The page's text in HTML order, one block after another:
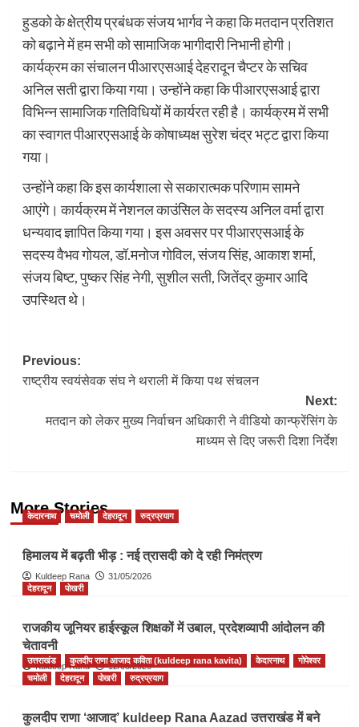
हुडको के क्षेत्रीय प्रबंधक संजय भार्गव ने कहा कि मतदान प्रतिशत
को बढ़ाने में हम सभी को सामाजिक भागीदारी निभानी होगी।
कार्यक्रम का संचालन पीआरएसआई देहरादून चैप्टर के सचिव
अनिल सती द्वारा किया गया। उन्होंने कहा कि पीआरएसआई द्वारा
विभिन्न सामाजिक गतिविधियों में कार्यरत रही है। कार्यक्रम में सभी
का स्वागत पीआरएसआई के कोषाध्यक्ष सुरेश चंद्र भट्ट द्वारा किया
गया।
उन्होंने कहा कि इस कार्यशाला से सकारात्मक परिणाम सामने
आएंगे। कार्यक्रम में नेशनल काउंसिल के सदस्य अनिल वर्मा द्वारा
धन्यवाद ज्ञापित किया गया। इस अवसर पर पीआरएसआई के
सदस्य वैभव गोयल, डॉ.मनोज गोविल, संजय सिंह, आकाश शर्मा,
संजय बिष्ट, पुष्कर सिंह नेगी, सुशील सती, जितेंद्र कुमार आदि
उपस्थित थे।
Post
navigation
Previous:
राष्ट्रीय स्वयंसेवक संघ ने थराली में किया पथ संचलन
Next:
मतदान को लेकर मुख्य निर्वाचन अधिकारी ने वीडियो कान्फ्रेंसिंग के
माध्यम से दिए जरूरी दिशा निर्देश
More Stories
केदारनाथ चमोली देहरादून रुद्रप्रयाग
हिमालय में बढ़ती भीड़ : नई त्रासदी को दे रही निमंत्रण
Kuldeep Rana
31/05/2026
देहरादून
पोखरी
राजकीय जूनियर हाईस्कूल शिक्षकों में उबाल, प्रदेशव्यापी आंदोलन की
चेतावनी
Kuldeep Rana 12/05/2026
उत्तराखंड कुलदीप राणा आजाद कविता (kuldeep rana kavita) केदारनाथ
गोपेश्वर
चमोली
देहरादून पोखरी रुद्रप्रयाग
कुलदीप राणा ‘आजाद’ kuldeep Rana Aazad उत्तराखंड में बने